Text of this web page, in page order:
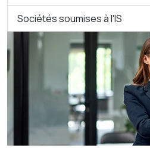
Sociétés soumises à l'IS